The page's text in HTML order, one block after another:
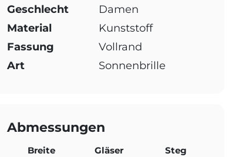
Geschlecht
Damen
Material
Kunststoff
Fassung
Vollrand
Art
Sonnenbrille
Abmessungen
Breite Gläser Steg